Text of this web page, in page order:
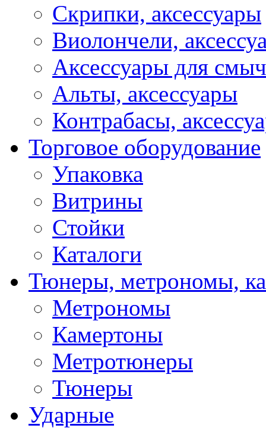
Скрипки, аксессуары
Виолончели,
Аксессуары для
Альты, аксессуары
Контрабасы,
Торговое оборудование
Упаковка
Витрины
Стойки
Каталоги
Тюнеры, метрономы,
Метрономы
Камертоны
Метротюнеры
Тюнеры
Ударные